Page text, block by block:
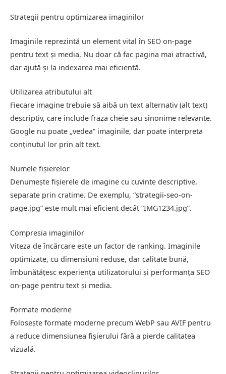
Strategii pentru optimizarea imaginilor
Imaginile reprezintă un element vital în SEO on-page
pentru text și media. Nu doar că fac pagina mai atractivă,
dar ajută și la indexarea mai eficientă.
Utilizarea atributului alt
Fiecare imagine trebuie să aibă un text alternativ (alt text)
descriptiv, care include fraza cheie sau sinonime relevante.
Google nu poate „vedea” imaginile, dar poate interpreta
conținutul lor prin alt text.
Numele fișierelor
Denumește fișierele de imagine cu cuvinte descriptive,
separate prin cratime. De exemplu, “strategii-seo-on-
page.jpg” este mult mai eficient decât “IMG1234.jpg”.
Compresia imaginilor
Viteza de încărcare este un factor de ranking. Imaginile
optimizate, cu dimensiuni reduse, dar calitate bună,
îmbunătățesc experiența utilizatorului și performanța SEO
on-page pentru text și media.
Formate moderne
Folosește formate moderne precum WebP sau AVIF pentru
a reduce dimensiunea fișierului fără a pierde calitatea
vizuală.